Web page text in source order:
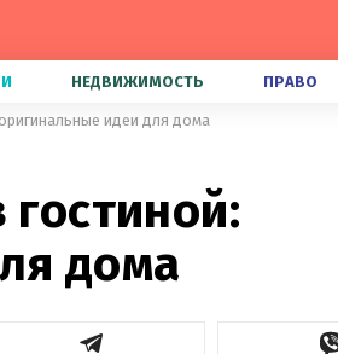
НЕДВИЖИМОСТЬ ПРАВО
идеи для дома
дома